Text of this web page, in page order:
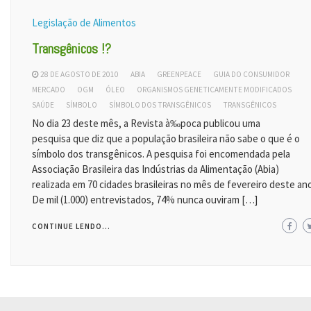
Legislação de Alimentos
Transgênicos !?
28 DE AGOSTO DE 2010 ABIA GREENPEACE
GUIA DO CONSUMIDOR
MERCADO
OGM ÓLEO
ORGANISMOS GENETICAMENTE MODIFICADOS
SAÚDE
SÍMBOLO SÍMBOLO DOS TRANSGÊNICOS TRANSGÊNICOS
No dia 23 deste mês, a Revista à‰poca publicou uma
pesquisa que diz que a população brasileira não sabe o que é o
símbolo dos transgênicos. A pesquisa foi encomendada pela
Associação Brasileira das Indústrias da Alimentação (Abia)
realizada em 70 cidades brasileiras no mês de fevereiro deste
De mil (1.000) entrevistados, 74% nunca ouviram […]
CONTINUE LENDO...